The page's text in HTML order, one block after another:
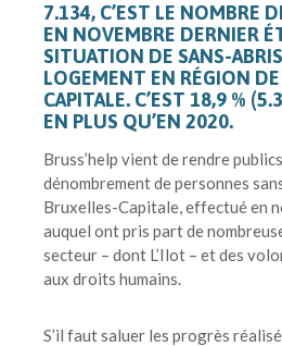
7.134, C’EST LE NOMBRE
EN NOVEMBRE DERNIER
SITUATION DE SANS-
LOGEMENT EN RÉGION
CAPITALE. C’EST 18,9 %
EN PLUS QU’EN 2020.
Bruss’help vient de rendre
dénombrement de personnes
Bruxelles-Capitale, effectué en
auquel ont pris part de
secteur – dont L’Ilot – et des
aux droits humains.
S’il faut saluer les progrès